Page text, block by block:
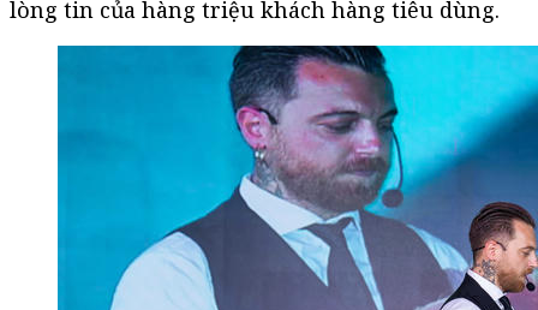
lòng tin của hàng triệu khách hàng tiêu dùng.